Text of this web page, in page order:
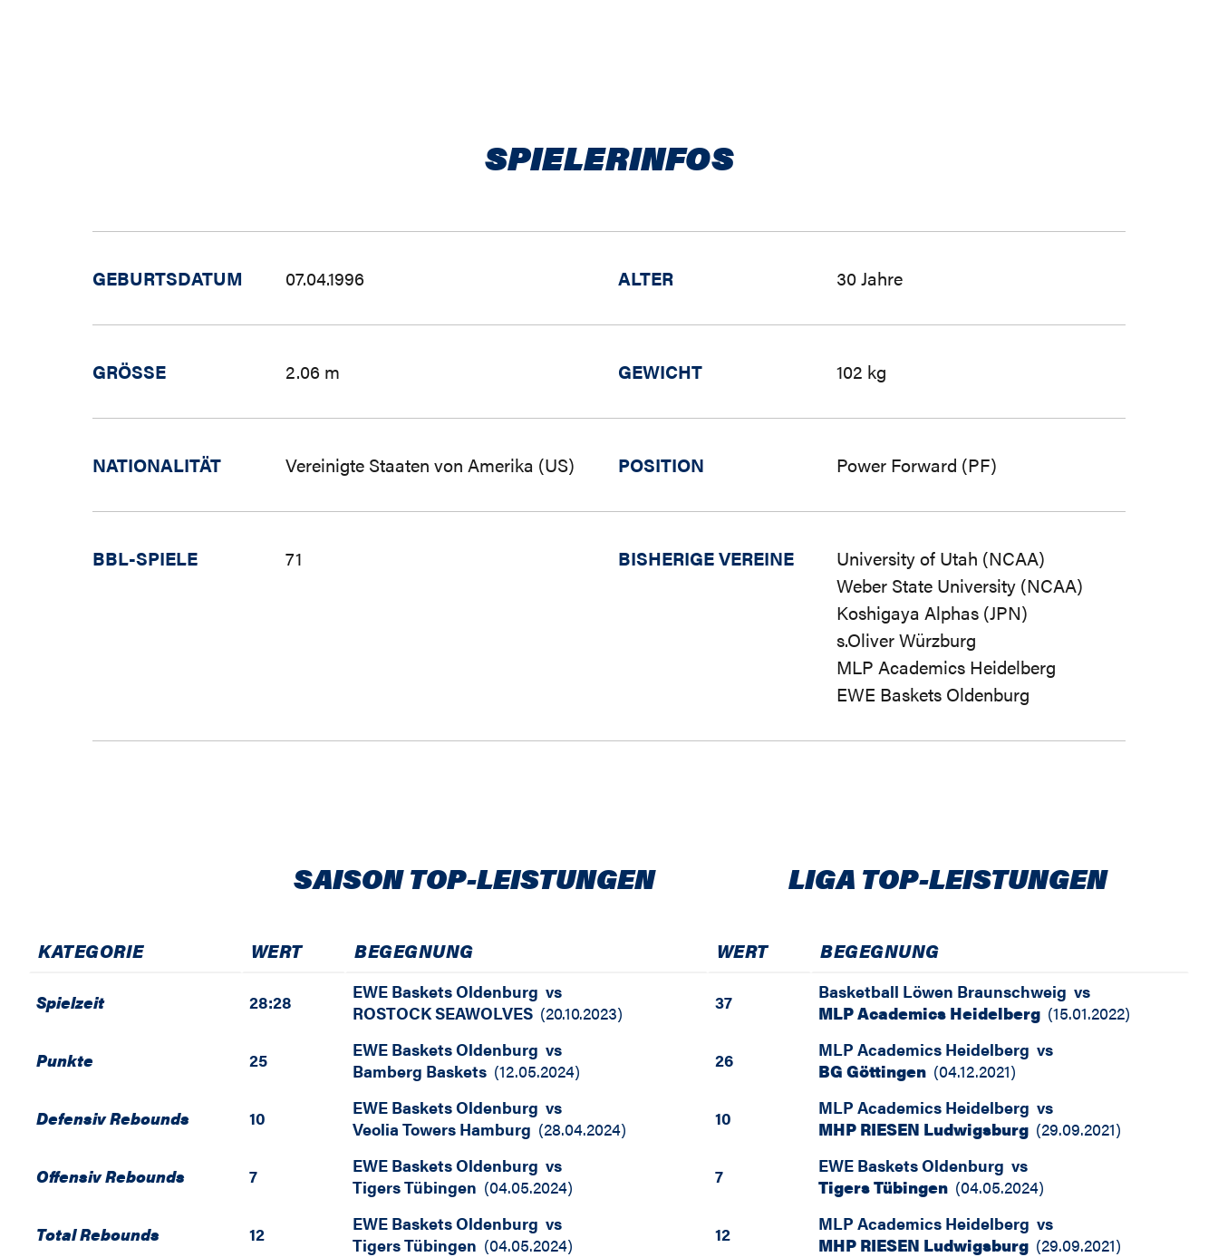
SPIELERINFOS
GEBURTSDATUM 07.04.1996 ALTER 30 Jahre
GRÖSSE 2.06 m GEWICHT 102 kg
NATIONALITÄT Vereinigte Staaten von Amerika (US) POSITION Power Forward (PF)
BBL-SPIELE 71 BISHERIGE VEREINE
University of Utah (NCAA)
Weber State University (NCAA)
Koshigaya Alphas (JPN)
s.Oliver Würzburg
MLP Academics Heidelberg
EWE Baskets Oldenburg
SAISON TOP-LEISTUNGEN LIGA TOP-LEISTUNGEN
KATEGORIE WERT BEGEGNUNG WERT BEGEGNUNG
Spielzeit 28:28 EWE Baskets Oldenburg vs
ROSTOCK SEAWOLVES (20.10.2023) 37 Basketball Löwen Braunschweig vs
MLP Academics Heidelberg (15.01.2022)
Punkte 25 EWE Baskets Oldenburg vs
Bamberg Baskets (12.05.2024) 26 MLP Academics Heidelberg vs
BG Göttingen (04.12.2021)
Defensiv Rebounds 10 EWE Baskets Oldenburg vs
Veolia Towers Hamburg (28.04.2024) 10 MLP Academics Heidelberg vs
MHP RIESEN Ludwigsburg (29.09.2021)
Offensiv Rebounds 7 EWE Baskets Oldenburg vs
Tigers Tübingen (04.05.2024) 7 EWE Baskets Oldenburg vs
Tigers Tübingen (04.05.2024)
Total Rebounds 12 EWE Baskets Oldenburg vs
Tigers Tübingen (04.05.2024) 12 MLP Academics Heidelberg vs
MHP RIESEN Ludwigsburg (29.09.2021)